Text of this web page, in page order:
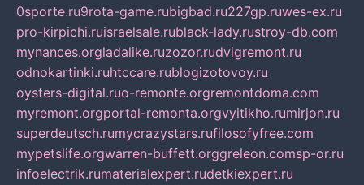
0sporte.ru9rota-game.rubigbad.ru227gp.ruwes-ex.ru
pro-kirpichi.ruisraelsale.rublack-lady.rustroy-db.com
mynances.orgladalike.ruzozor.rudvigremont.ru
odnokartinki.ruhtccare.rublogizotovoy.ru
oysters-digital.ruo-remonte.orgremontdoma.com
myremont.orgportal-remonta.orgvyitikho.rumirjon.ru
superdeutsch.rumycrazystars.rufilosofyfree.com
mypetslife.orgwarren-buffett.orggreleon.comsp-or.ru
infoelectrik.rumaterialexpert.rudetkiexpert.ru